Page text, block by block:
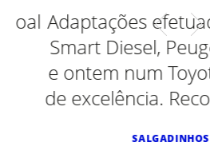
Adaptações
Smart Diesel,
e ontem num
de excelência.
SALGADINHOS